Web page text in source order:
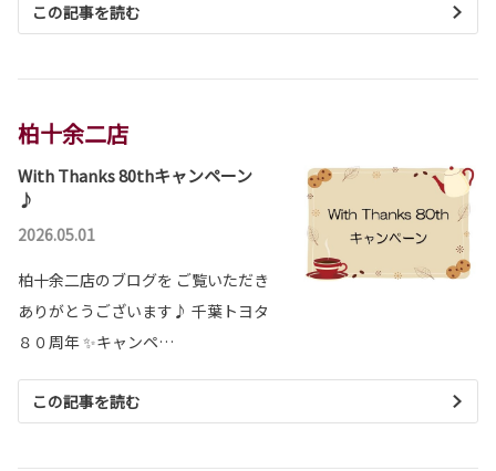
この記事を読む
柏十余二店
With Thanks 80thキャンペーン
♪
2026.05.01
柏十余二店のブログを ご覧いただき
ありがとうございます♪ 千葉トヨタ
８０周年 ✨キャンペ…
この記事を読む